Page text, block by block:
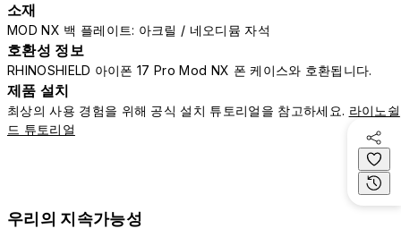
소재
MOD NX 백 플레이트: 아크릴 / 네오디뮴 자석
호환성 정보
RHINOSHIELD 아이폰 17 Pro Mod NX 폰 케이스와 호환됩니다.
제품 설치
최상의 사용 경험을 위해 공식 설치 튜토리얼을 참고하세요. 라이노쉴
드 튜토리얼
우리의 지속가능성